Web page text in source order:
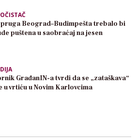
Beograd–Budimpešta trebalo bi
puštena u saobraćaj na jesen
GrađanIN-a tvrdi da se „zataškava“
u vrtiću u Novim Karlovcima